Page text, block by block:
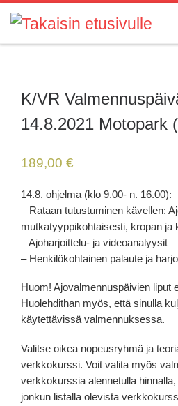
Skip to content
K/VR
14.8.2021 Motopark
189,00 €
14.8. ohjelma (klo 9.00- n. 16.00):
– Rataan tutustuminen kävellen:
mutkatyyppikohtaisesti, kropan ja
– Ajoharjoittelu- ja videoanalyysit
– Henkilökohtainen palaute ja
Huom! Ajovalmennuspäivien liput
Huolehdithan myös, että sinulla
käytettävissä valmennuksessa.
Valitse oikea nopeusryhmä ja
verkkokurssi. Voit valita myös
verkkokurssia alennetulla
jonkun listalla olevista